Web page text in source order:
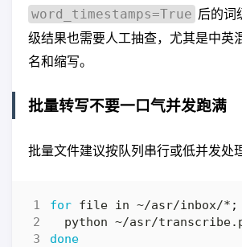
word_timestamps=True 后的词
级结果也需要人工抽查，尤其是中英
名和缩写。
批量转写不要一口气并发跑满
批量文件建议按队列串行或低并发处
for file in ~/asr/inbox/* ;
python ~/asr/
done